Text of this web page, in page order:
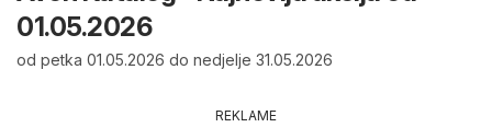
01.05.2026
od petka 01.05.2026 do nedjelje 31.05.2026
REKLAME